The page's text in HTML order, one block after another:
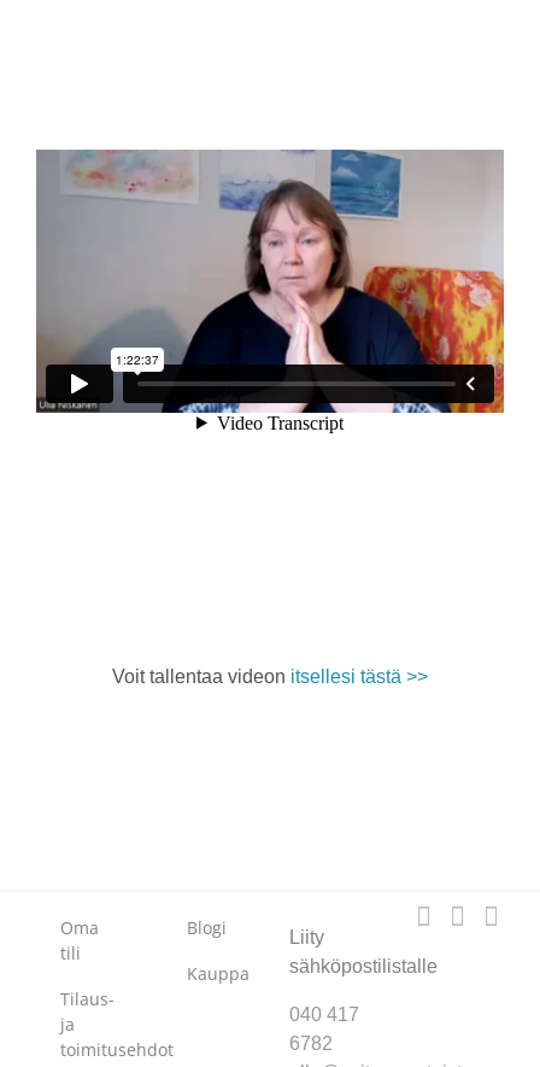
Voit tallentaa videon itsellesi tästä >>
Oma
tili
Tilaus-
ja
toimitusehdot
Blogi
Kauppa
Liity
sähköpostilistalle
040 417
6782